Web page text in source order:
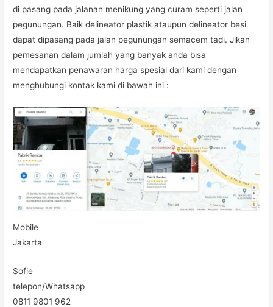
di pasang pada jalanan menikung yang curam seperti jalan
pegunungan. Baik delineator plastik ataupun delineator besi
dapat dipasang pada jalan pegunungan semacem tadi. Jikan
pemesanan dalam jumlah yang banyak anda bisa
mendapatkan penawaran harga spesial dari kami dengan
menghubungi kontak kami di bawah ini :
Mobile
Jakarta
Sofie
telepon/Whatsapp
0811 9801 962